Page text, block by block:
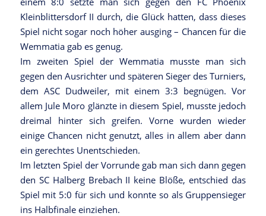
Kleinblittersdorf II durch, die Glück hatten, dass dieses
Spiel nicht sogar noch höher ausging – Chancen für die
Wemmatia gab es genug.
Im zweiten Spiel der Wemmatia musste man sich
gegen den Ausrichter und späteren Sieger des Turniers,
dem ASC Dudweiler, mit einem 3:3 begnügen. Vor
allem Jule Moro glänzte in diesem Spiel, musste jedoch
dreimal hinter sich greifen. Vorne wurden wieder
einige Chancen nicht genutzt, alles in allem aber dann
ein gerechtes Unentschieden.
Im letzten Spiel der Vorrunde gab man sich dann gegen
den SC Halberg Brebach II keine Blöße, entschied das
Spiel mit 5:0 für sich und konnte so als Gruppensieger
ins Halbfinale einziehen.